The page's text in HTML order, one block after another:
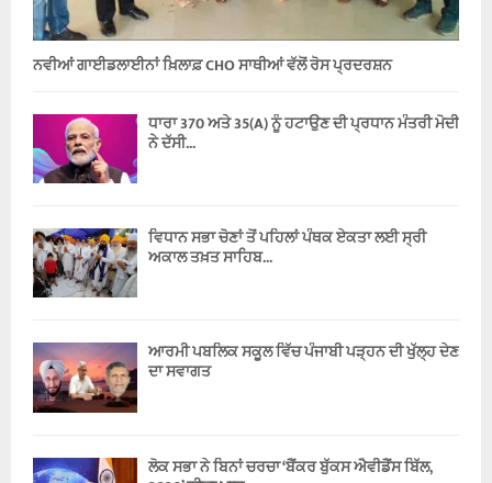
ਨਵੀਆਂ ਗਾਈਡਲਾਈਨਾਂ ਖ਼ਿਲਾਫ਼ CHO ਸਾਥੀਆਂ ਵੱਲੋਂ ਰੋਸ ਪ੍ਰਦਰਸ਼ਨ
ਧਾਰਾ 370 ਅਤੇ 35(A) ਨੂੰ ਹਟਾਉਣ ਦੀ ਪ੍ਰਧਾਨ ਮੰਤਰੀ ਮੋਦੀ
ਨੇ ਦੱਸੀ...
ਵਿਧਾਨ ਸਭਾ ਚੋਣਾਂ ਤੋਂ ਪਹਿਲਾਂ ਪੰਥਕ ਏਕਤਾ ਲਈ ਸ੍ਰੀ
ਅਕਾਲ ਤਖ਼ਤ ਸਾਹਿਬ...
ਆਰਮੀ ਪਬਲਿਕ ਸਕੂਲ ਵਿੱਚ ਪੰਜਾਬੀ ਪੜ੍ਹਨ ਦੀ ਖੁੱਲ੍ਹ ਦੇਣ
ਦਾ ਸਵਾਗਤ
ਲੋਕ ਸਭਾ ਨੇ ਬਿਨਾਂ ਚਰਚਾ ‘ਬੈਂਕਰ ਬੁੱਕਸ ਐਵੀਡੈਂਸ ਬਿੱਲ,